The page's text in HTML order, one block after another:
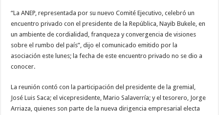
“La ANEP, representada por su nuevo Comité Ejecutivo, celebró un
encuentro privado con el presidente de la República, Nayib Bukele, en
un ambiente de cordialidad, franqueza y convergencia de visiones
sobre el rumbo del país”, dijo el comunicado emitido por la
asociación este lunes; la fecha de este encuentro privado no se dio a
conocer.
La reunión contó con la participación del presidente de la gremial,
José Luis Saca; el vicepresidente, Mario Salaverría; y el tesorero, Jorge
Arriaza, quienes son parte de la nueva dirigencia empresarial electa